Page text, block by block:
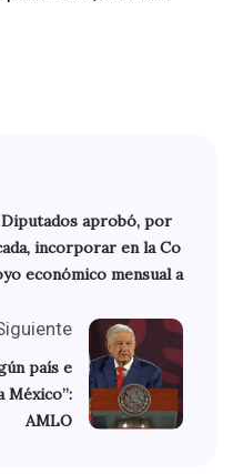
Diputados aprobó, por
incorporar en la Co
económico mensual a
país e
México”:
AMLO